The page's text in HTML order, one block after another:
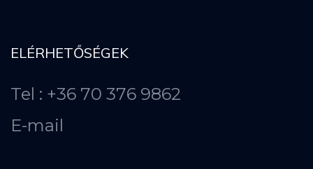
ELÉRHETŐSÉGEK
Tel : +36 70 376 9862
E-mail